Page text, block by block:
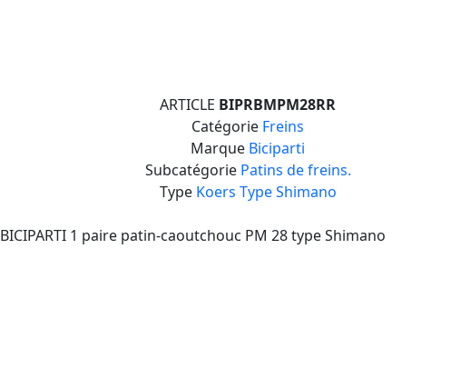
ARTICLE BIPRBMPM28RR
Catégorie Freins
Marque Biciparti
Subcatégorie Patins de freins.
Type Koers Type Shimano
BICIPARTI 1 paire patin-caoutchouc PM 28 type Shimano